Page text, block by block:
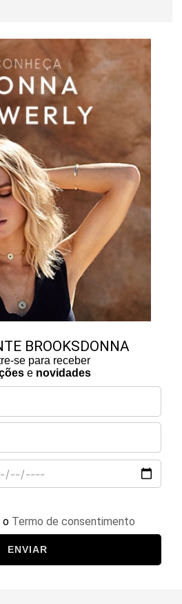
BROOKSDONNA
se para receber
e novidades
o Termo de consentimento
ENVIAR